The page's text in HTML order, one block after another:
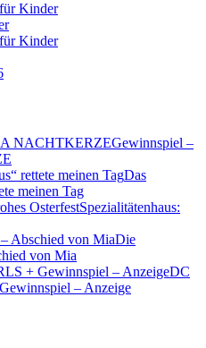
Kinder
Kinder
Gewinnspiel –
Das
meinen Tag
Spezialitätenhaus:
Die
von Mia
DC
– Anzeige